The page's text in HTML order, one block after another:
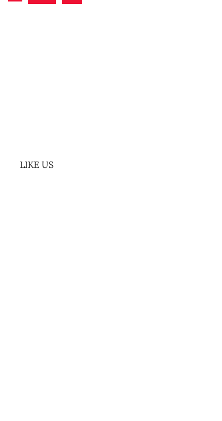
LIKE US